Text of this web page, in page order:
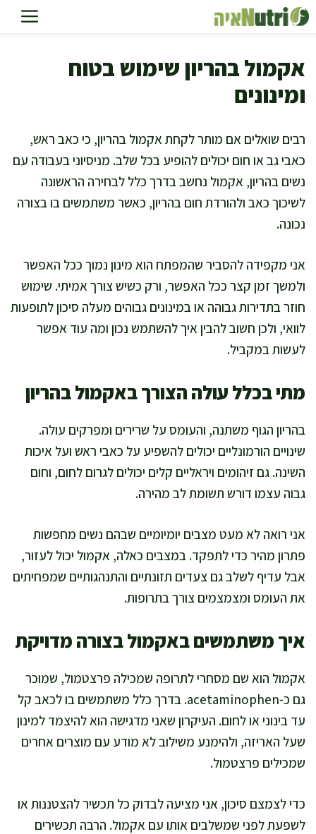
לדלג
לתוכן
אקמול בהריון שימוש בטוח
ומינונים
רבים שואלים אם מותר לקחת אקמול בהריון, כי כאב ראש,
כאבי גב או חום יכולים להופיע בכל שלב. מניסיוני בעבודה עם
נשים בהריון, אקמול נחשב בדרך כלל לבחירה הראשונה
לשיכוך כאב ולהורדת חום בהריון, כאשר משתמשים בו בצורה
נכונה.
אני מקפידה להסביר שהמפתח הוא מינון נמוך ככל האפשר
ולמשך זמן קצר ככל האפשר, ורק כשיש צורך אמיתי. שימוש
חוזר בתדירות גבוהה או במינונים גבוהים מעלה סיכון לתופעות
לוואי, ולכן חשוב להבין איך להשתמש נכון ומה עוד אפשר
לעשות במקביל.
מתי בכלל עולה הצורך באקמול בהריון
בהריון הגוף משתנה, והעומס על שרירים ומפרקים עולה.
שינויים הורמונליים יכולים להשפיע על כאבי ראש ועל איכות
השינה. גם זיהומים ויראליים קלים יכולים לגרום לחום, וחום
גבוה עצמו דורש תשומת לב מהירה.
אני רואה לא מעט מצבים יומיומיים שבהם נשים מחפשות
פתרון מהיר כדי לתפקד. במצבים כאלה, אקמול יכול לעזור,
אבל עדיף לשלב גם צעדים תזונתיים והתנהגותיים שמפחיתים
את העומס ומצמצמים צורך בתרופות.
איך משתמשים באקמול בצורה מדויקת
אקמול הוא שם מסחרי לתרופה שמכילה פרצטמול, שמוכר
גם כ-acetaminophen. בדרך כלל משתמשים בו לכאב קל
עד בינוני או לחום. העיקרון שאני מדגישה הוא להיצמד למינון
שעל האריזה, ולהימנע משילוב לא מודע עם מוצרים אחרים
שמכילים פרצטמול.
כדי לצמצם סיכון, אני מציעה לבדוק כל תכשיר להצטננות או
לשפעת לפני שמשלבים אותו עם אקמול. הרבה תכשירים